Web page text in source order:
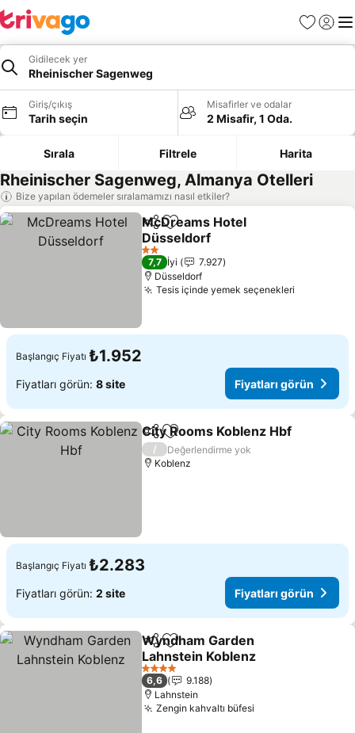
Favoriler
Giriş
Gidilecek yer
Rheinischer Sagenweg
Giriş/çıkış
Tarih seçin
Misafirler ve odalar
2 Misafir, 1 Oda.
Sırala Filtrele Harita
Rheinischer Sagenweg, Almanya Otelleri
Bize yapılan ödemeler sıralamamızı nasıl etkiler?
PaylaşFavorilerime ekle
McDreams Hotel
Düsseldorf
Fiyatları görün
2 Yıldız
7,7 İyi
7.927
Düsseldorf
Tesis içinde yemek seçenekleri
Başlangıç Fiyatı ₺1.952
Fiyatları görün: 8 site Fiyatları görün
PaylaşFavorilerime ekle
City Rooms Koblenz Hbf
/
Değerlendirme yok
Koblenz
Başlangıç Fiyatı ₺2.283
Fiyatları görün: 2 site Fiyatları görün
PaylaşFavorilerime ekle
Wyndham Garden
Lahnstein Koblenz
Fiyatları görün
4 Yıldız
6,6
9.188
Lahnstein
Zengin kahvaltı büfesi